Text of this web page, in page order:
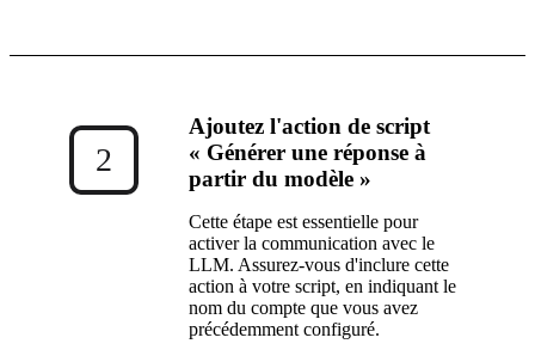
2
Ajoutez l'action de script
« Générer une réponse à
partir du modèle »
Cette étape est essentielle pour
activer la communication avec le
LLM. Assurez-vous d'inclure cette
action à votre script, en indiquant le
nom du compte que vous avez
précédemment configuré.